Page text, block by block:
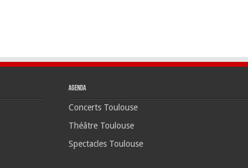
Agenda
Concerts Toulouse
Théâtre Toulouse
Spectacles Toulouse